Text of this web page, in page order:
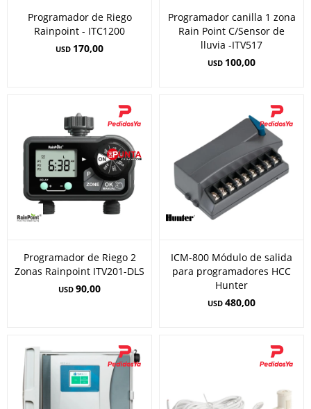
Programador de Riego
Rainpoint - ITC1200
USD 170,00
Programador canilla 1 zona
Rain Point C/Sensor de
lluvia -ITV517
USD 100,00
Programador de Riego 2
Zonas Rainpoint ITV201-DLS
USD 90,00
ICM-800 Módulo de salida
para programadores HCC
Hunter
USD 480,00